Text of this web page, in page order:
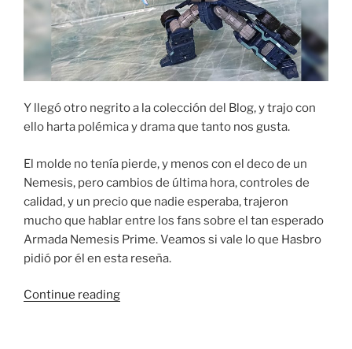
Y llegó otro negrito a la colección del Blog, y trajo con
ello harta polémica y drama que tanto nos gusta.
El molde no tenía pierde, y menos con el deco de un
Nemesis, pero cambios de última hora, controles de
calidad, y un precio que nadie esperaba, trajeron
mucho que hablar entre los fans sobre el tan esperado
Armada Nemesis Prime. Veamos si vale lo que Hasbro
pidió por él en esta reseña.
Continue reading“Foto